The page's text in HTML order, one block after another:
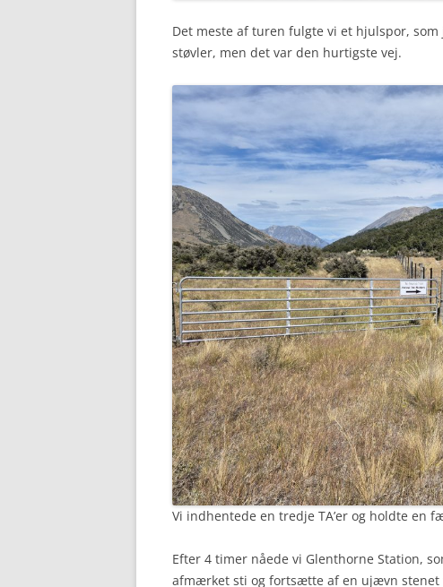
Det meste af turen fulgte vi et hjulspor,
støvler, men det var den hurtigste vej.
Vi indhentede en tredje TA’er og holdte en
Efter 4 timer nåede vi Glenthorne Station,
afmærket sti og fortsætte af en ujævn stenet